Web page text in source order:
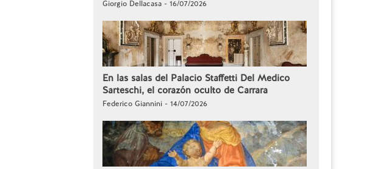
Giorgio Dellacasa - 16/07/2026
En las salas del Palacio Staffetti Del Medico
Sarteschi, el corazón oculto de Carrara
Federico Giannini - 14/07/2026